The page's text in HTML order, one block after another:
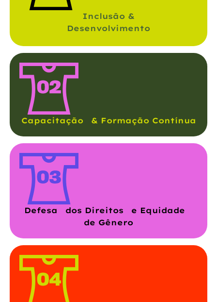
Inclusão &
Desenvolvimento
Capacitação & Formação Contínua
Defesa dos Direitos e Equidade
de Gênero